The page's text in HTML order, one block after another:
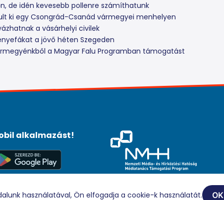
de idén kevesebb pollenre számíthatunk
ki egy Csongrád-Csanád vármegyei menhelyen
a vásárhelyi civilek
a jövő héten Szegeden
a Magyar Falu Programban támogatást
alkalmazást!
Támogatási Program keretében támogatja.
használatával, Ön elfogadja a cookie-k használatát. OK